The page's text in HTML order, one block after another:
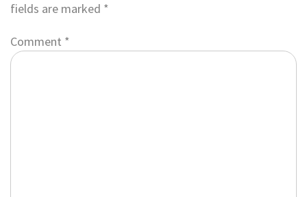
fields are marked *
Comment *